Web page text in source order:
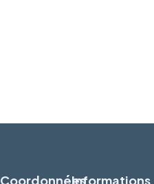
CoordonnéesInformations